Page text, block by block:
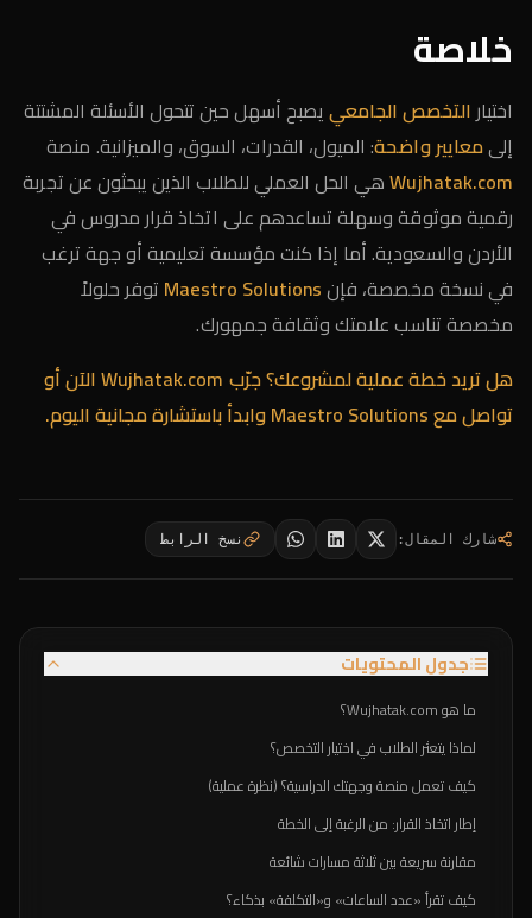
خلاصة
اختيارالتخصص الجامعييصبح أسهل حين تتحول الأسئلة المشتتة
إلىمعايير واضحة: الميول، القدرات، السوق، والميزانية. منصة
Wujhatak.comهي الحل العملي للطلاب الذين يبحثون عن تجربة
رقمية موثوقة وسهلة تساعدهم على اتخاذ قرار مدروس في
الأردن والسعودية. أما إذا كنت مؤسسة تعليمية أو جهة ترغب
في نسخة مخصصة، فإنMaestro Solutions توفر حلولاً
مخصصة تناسب علامتك وثقافة جمهورك.
هل تريد خطة عملية لمشروعك؟جرّب Wujhatak.com الآن
أو
تواصل مع Maestro Solutions
وابدأ باستشارة مجانية اليوم.
شارك المقال: نسخ الرابط
جدول المحتويات
ما هو Wujhatak.com؟
لماذا يتعثر الطلاب في اختيار التخصص؟
كيف تعمل منصة وجهتك الدراسية؟ (نظرة عملية)
إطار اتخاذ القرار: من الرغبة إلى الخطة
مقارنة سريعة بين ثلاثة مسارات شائعة
كيف تقرأ «عدد الساعات» و«التكلفة» بذكاء؟